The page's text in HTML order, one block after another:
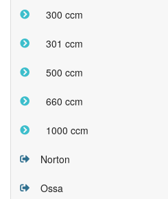
300 ccm
301 ccm
500 ccm
660 ccm
1000 ccm
Norton
Ossa